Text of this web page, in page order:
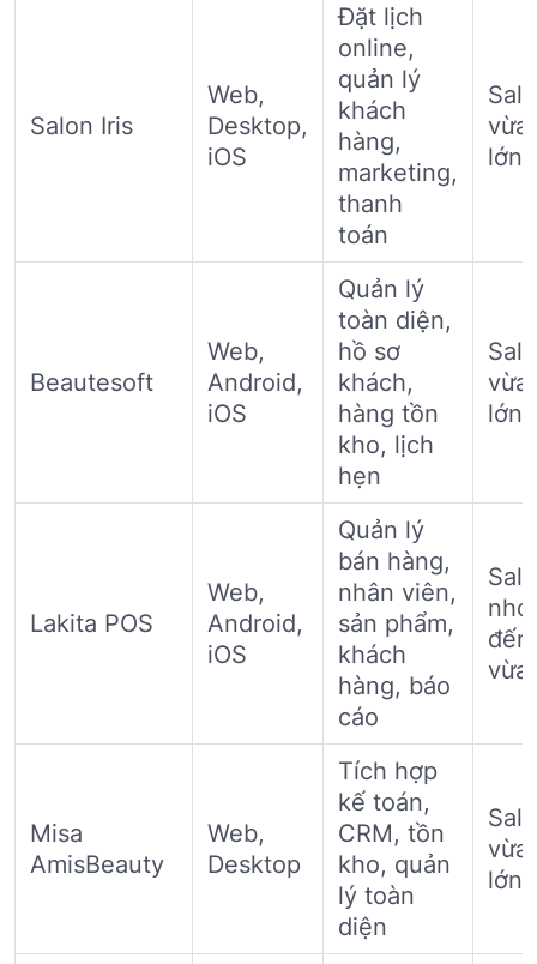
Salon Iris
Web,
Desktop,
iOS
Đặt lịch
online,
quản lý
khách
hàng,
marketing,
thanh
toán
vừa
lớn
Beautesoft
Web,
Android,
iOS
Quản lý
toàn diện,
hồ sơ
khách,
hàng tồn
kho, lịch
hẹn
vừa
lớn
Lakita POS
Web,
Android,
iOS
Quản lý
bán hàng,
nhân viên,
sản phẩm,
khách
hàng, báo
cáo
nhỏ
đến
vừa
Misa
AmisBeauty
Web,
Desktop
Tích hợp
kế toán,
CRM, tồn
kho, quản
lý toàn
diện
vừa
lớn